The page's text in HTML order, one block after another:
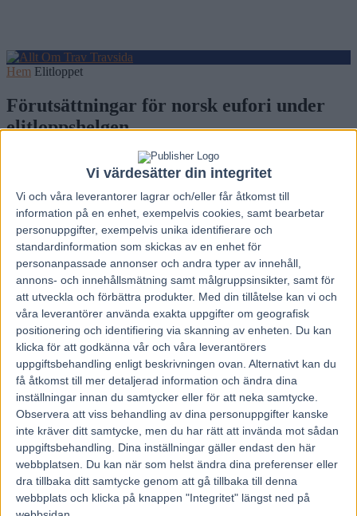
Vi värdesätter din integritet
Vi och våra leverantorer lagrar och/eller får åtkomst till
information på en enhet, exempelvis cookies, samt bearbetar
personuppgifter, exempelvis unika identifierare och
standardinformation som skickas av en enhet för
personanpassade annonser och andra typer av innehåll,
annons- och innehållsmätning samt målgruppsinsikter, samt för
att utveckla och förbättra produkter. Med din tillåtelse kan vi och
våra leverantörer använda exakta uppgifter om geografisk
positionering och identifiering via skanning av enheten. Du kan
klicka för att godkänna vår och våra leverantörers
uppgiftsbehandling enligt beskrivningen ovan. Alternativt kan du
få åtkomst till mer detaljerad information och ändra dina
inställningar innan du samtycker eller för att neka samtycke.
Observera att viss behandling av dina personuppgifter kanske
inte kräver ditt samtycke, men du har rätt att invända mot sådan
uppgiftsbehandling. Dina inställningar gäller endast den här
webbplatsen. Du kan när som helst ändra dina preferenser eller
dra tillbaka ditt samtycke genom att gå tillbaka till denna
webbplats och klicka på knappen "Integritet" längst ned på
Hem Elitloppet
Förutsättningar för norsk eufori under
elitloppshelgen
En häst i Elitloppet och en häst i Sweden Cup.
Dessutom en obesegrad jättetalang och ytterligare ett par segerbud
på V75®.
Stall Gundersen laddar för norsk segerfest under Solvallas
elitloppshelg.
Norrmännen brukar synas och höras på publikplats under den årliga
elitloppshelgen på Solvalla. I år finns förutsättningar för norsk
segereufori i paritet med den när Rex Rodney (1986) och Steinlager
(2005) tog sina elitloppssegrar. Stall Gundersen har laddat rejält och
har segerfarliga hästar till start både lördag och söndag. För norske
derbyvinnarenCharrons(V75-2) del är det väl i och för sig stort
nog att bara vara med i Elitloppet. Att han ska ha med segern att
göra är det inte många som tror, även om inget är omöjligt när det
handlar om hästkapplöpningar.
– Det blir väldigt stort. Det är något man har drömt om och nu får
jag vara en av de 16 som kör och bara det är inte så illa. Det är
världens tuffaste travlopp men vi är i alla fall en av de 16 som kan
vinna, säger Magnus Teien Gundersen till norska Rikstoto.